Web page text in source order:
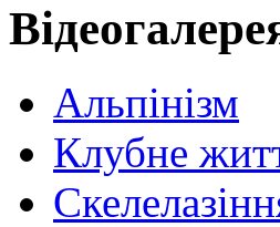
Альпінізм
Клубне